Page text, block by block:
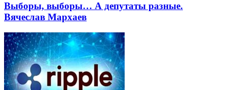
Выборы, выборы… А депутаты разные.
Вячеслав Мархаев